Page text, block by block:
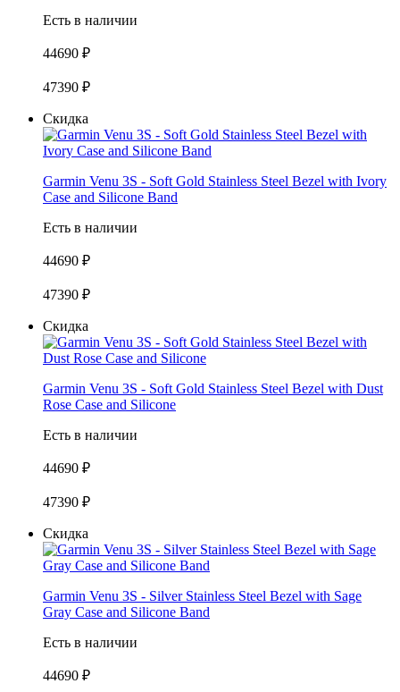
Есть в наличии
44690 ₽
47390 ₽
Скидка
Garmin Venu 3S - Soft Gold Stainless Steel Bezel with Ivory
Case and Silicone Band
Есть в наличии
44690 ₽
47390 ₽
Скидка
Garmin Venu 3S - Soft Gold Stainless Steel Bezel with Dust
Rose Case and Silicone
Есть в наличии
44690 ₽
47390 ₽
Скидка
Garmin Venu 3S - Silver Stainless Steel Bezel with Sage
Gray Case and Silicone Band
Есть в наличии
44690 ₽